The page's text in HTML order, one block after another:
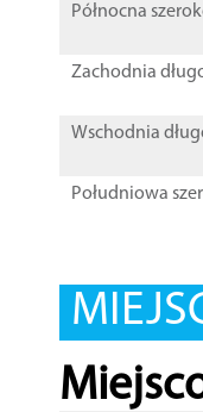
Północna
Zachodnia
Wschodnia
Południowa